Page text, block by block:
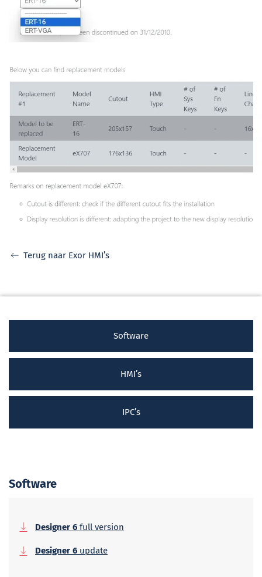
Terug naar Exor HMI’s
Software
HMI’s
IPC’s
Software
Designer 6 full version
Designer 6 update